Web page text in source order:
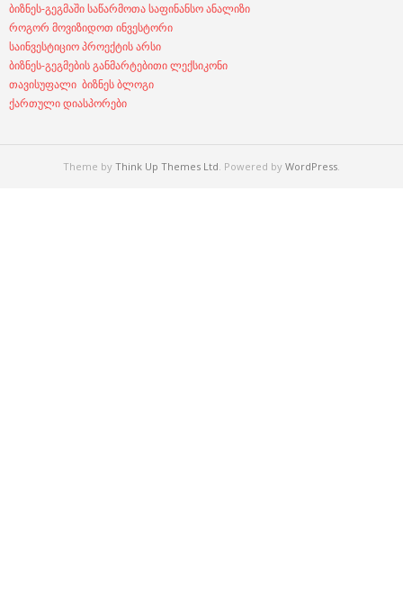
ბიზნეს-გეგმაში საწარმოთა საფინანსო ანალიზი
როგორ მოვიზიდოთ ინვესტორი
საინვესტიციო პროექტის არსი
ბიზნეს-გეგმების განმარტებითი ლექსიკონი
თავისუფალი ბიზნეს ბლოგი
ქართული დიასპორები
Theme by Think Up Themes Ltd. Powered by WordPress.